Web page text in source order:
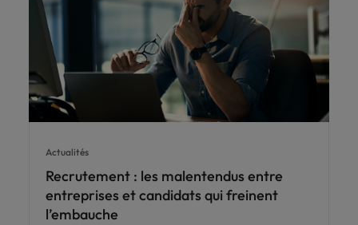
Actualités
Recrutement : les malentendus entre
entreprises et candidats qui freinent
l’embauche